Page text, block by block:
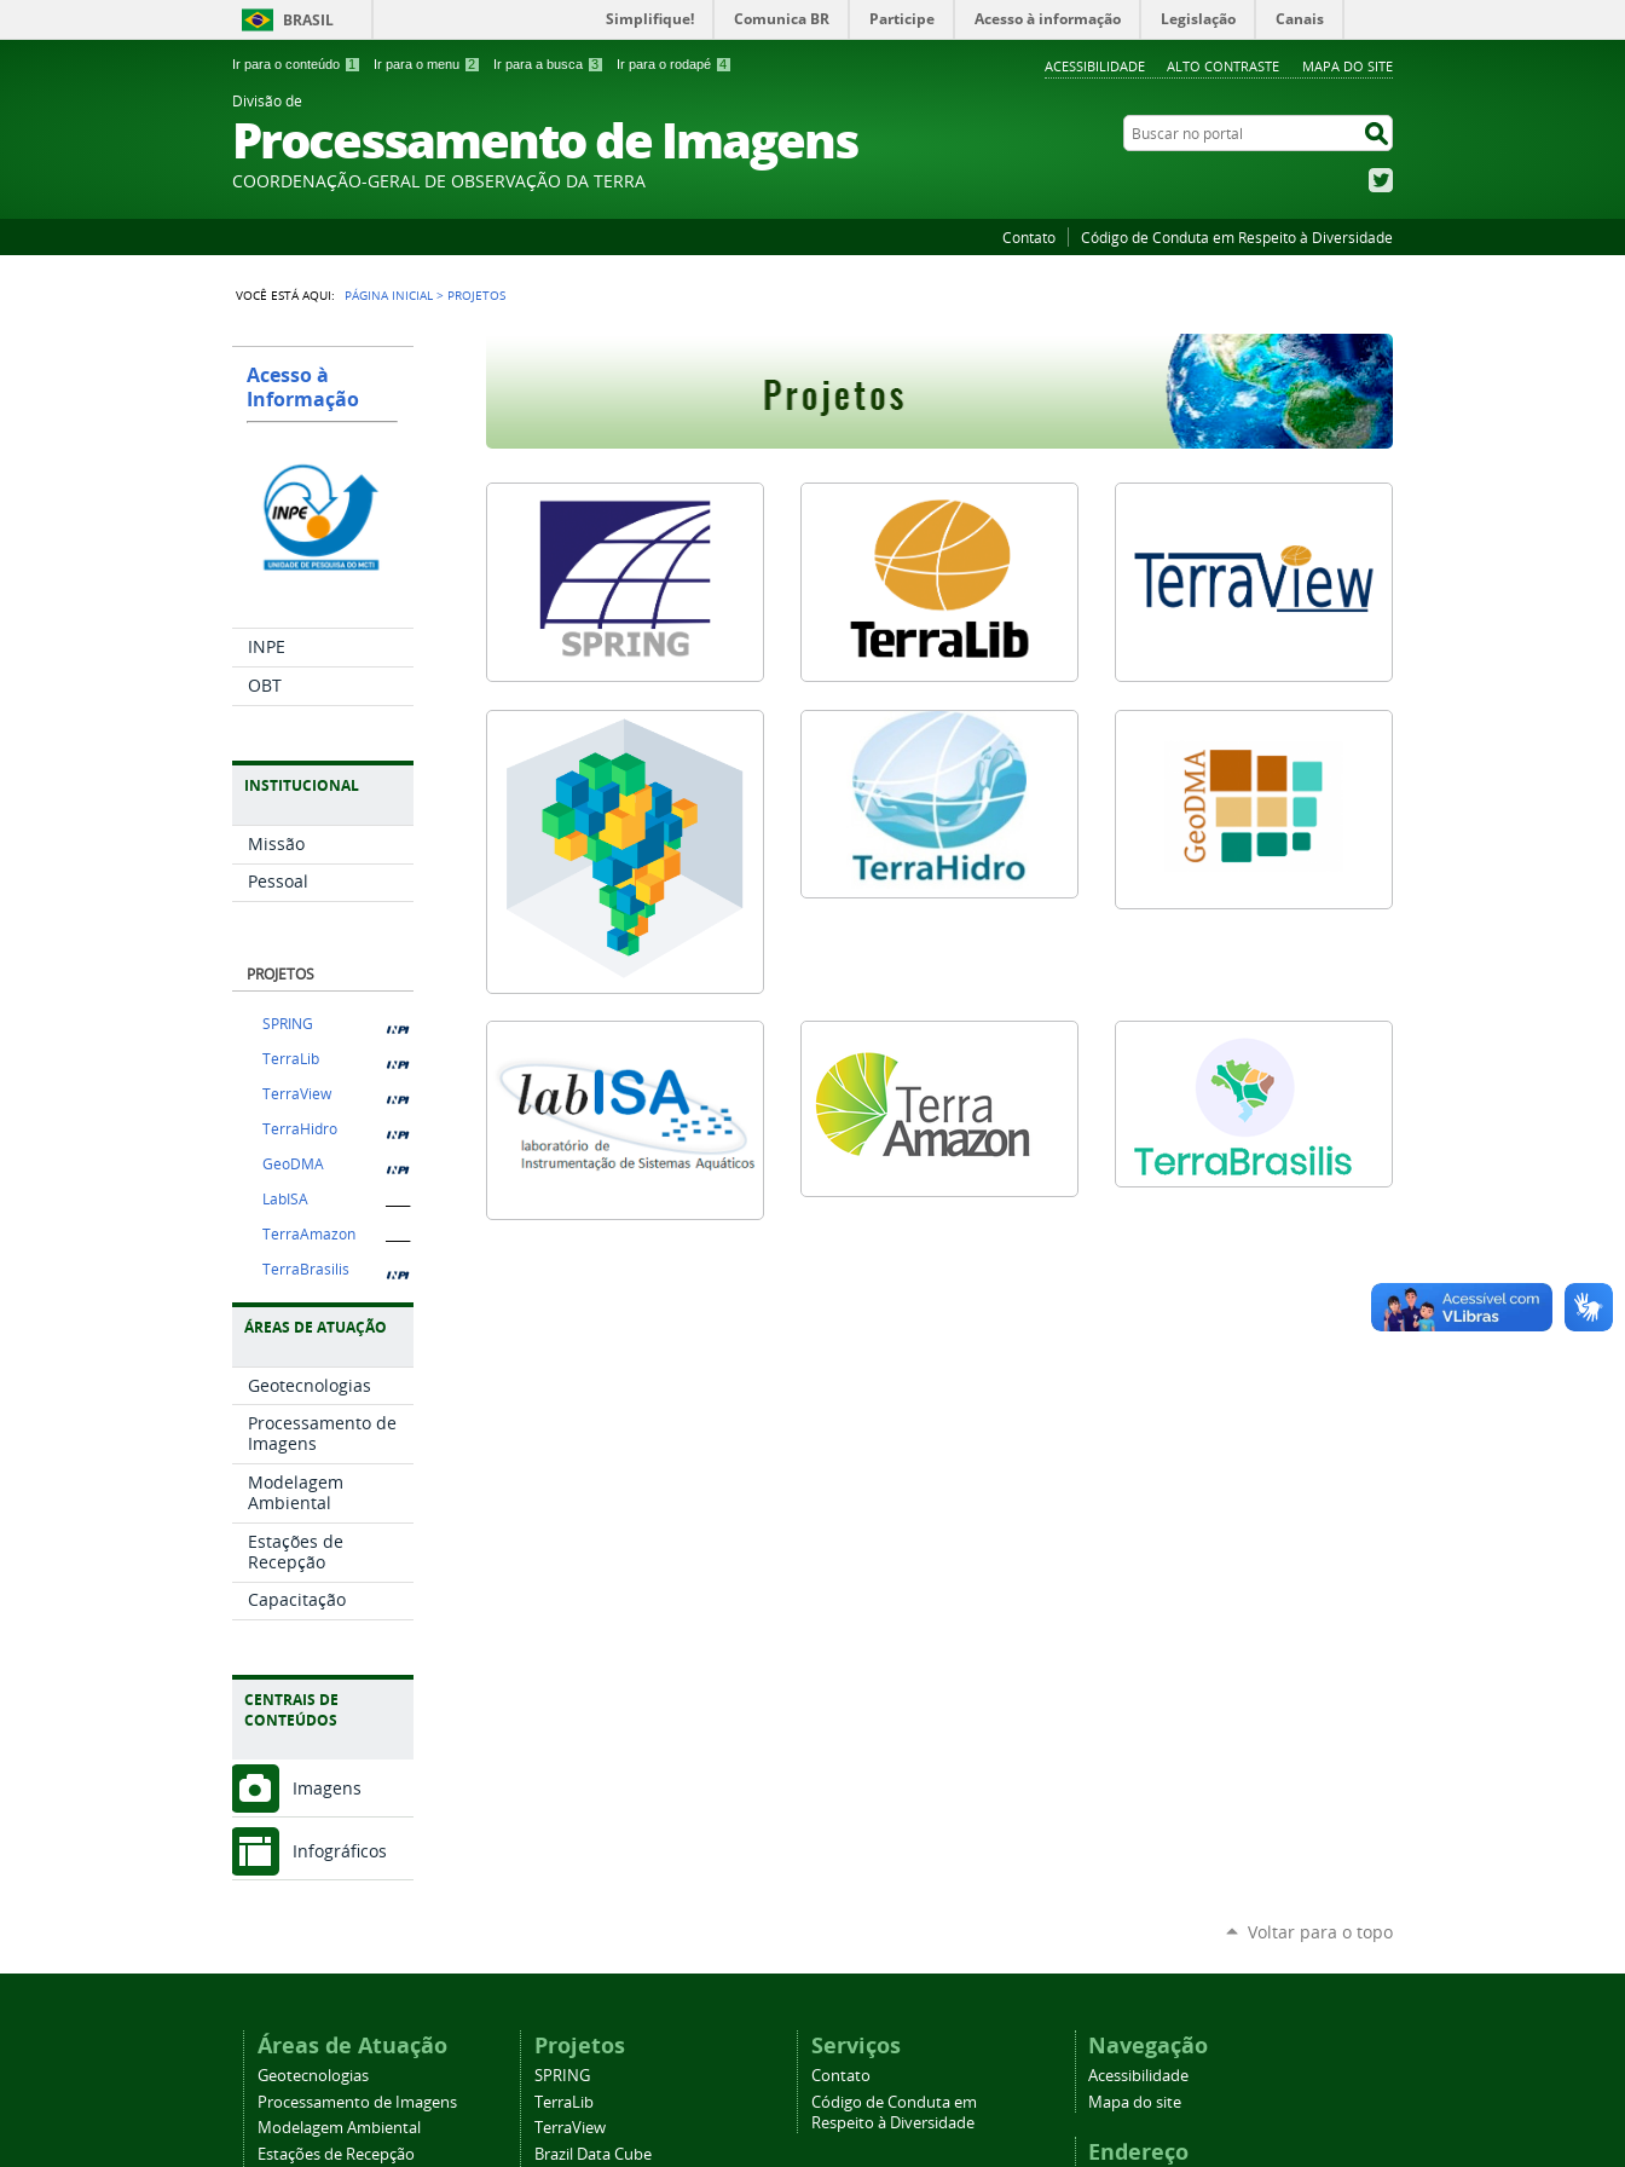
Ir para o conteúdo 1 Ir para o menu 2 Ir para a busca 3 Ir para o rodapé 4 ACESSIBILIDADE ALTO CONTRASTE MAPA DO SITE
BRASIL Simplifique! Comunica BR Participe Acesso à informação Legislação Canais
Divisão de
Processamento de Imagens
COORDENAÇÃO-GERAL DE OBSERVAÇÃO DA TERRA
Buscar no portal
Contato Código de Conduta em Respeito à Diversidade
VOCÊ ESTÁ AQUI: PÁGINA INICIAL > PROJETOS
Acesso à
Informação
INPE
OBT
INSTITUCIONAL
Missão
Pessoal
PROJETOS
SPRING
TerraLib
TerraView
TerraHidro
GeoDMA
LabISA
TerraAmazon
TerraBrasilis
ÁREAS DE ATUAÇÃO
Geotecnologias
Processamento de
Imagens
Modelagem
Ambiental
Estações de
Recepção
Capacitação
CENTRAIS DE
CONTEÚDOS
Imagens
Infográficos
Voltar para o topo
Áreas de Atuação
Geotecnologias
Processamento de Imagens
Modelagem Ambiental
Estações de Recepção
Projetos
SPRING
TerraLib
TerraView
Brazil Data Cube
Serviços
Contato
Código de Conduta em
Respeito à Diversidade
Navegação
Acessibilidade
Mapa do site
Endereço